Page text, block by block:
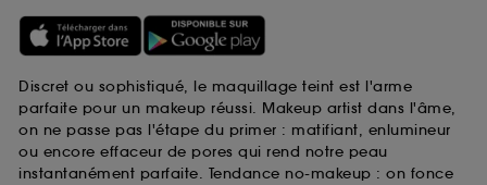
Discret ou sophistiqué, le maquillage teint est l'arme
parfaite pour un makeup réussi. Makeup artist dans l'âme,
on ne passe pas l'étape du primer : matifiant, enlumineur
ou encore effaceur de pores qui rend notre peau
instantanément parfaite. Tendance no-makeup : on fonce